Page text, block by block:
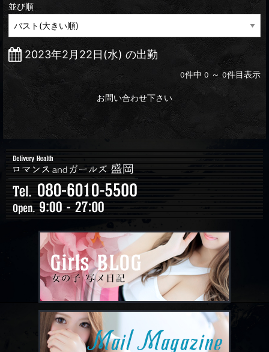
並び順
2023年2月22日(水) の出勤
0件中 0 ～ 0件目表示
お問い合わせ下さい